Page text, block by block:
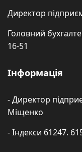
Директор
Головний
16-51
Інформація
- Директор
Міщенко
- Індекси 61247.